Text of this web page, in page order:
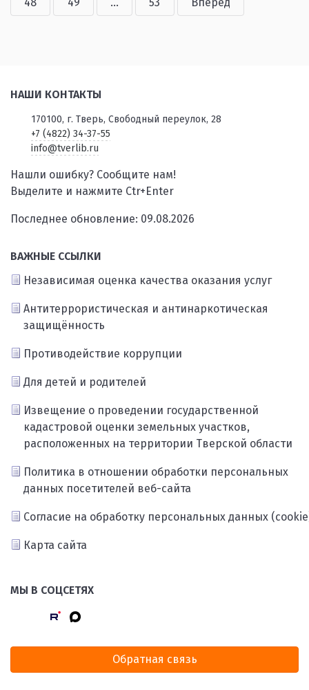
НАШИ КОНТАКТЫ
170100, г. Тверь, Свободный переулок, 28
+7 (4822) 34-37-55
info@tverlib.ru
Нашли ошибку? Сообщите нам!
Выделите и нажмите Ctr+Enter
Последнее обновление: 09.08.2026
ВАЖНЫЕ ССЫЛКИ
Независимая оценка качества оказания услуг
Антитеррористическая и антинаркотическая
защищённость
Противодействие коррупции
Для детей и родителей
Извещение о проведении государственной
кадастровой оценки земельных участков,
расположенных на территории Тверской области
Политика в отношении обработки персональных
данных посетителей веб-сайта
Согласие на обработку персональных данных
Карта сайта
МЫ В СОЦСЕТЯХ
Обратная связь